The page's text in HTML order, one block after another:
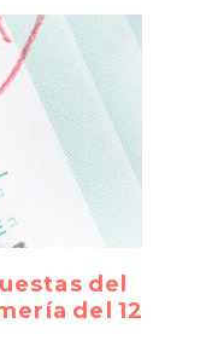
del
del 12